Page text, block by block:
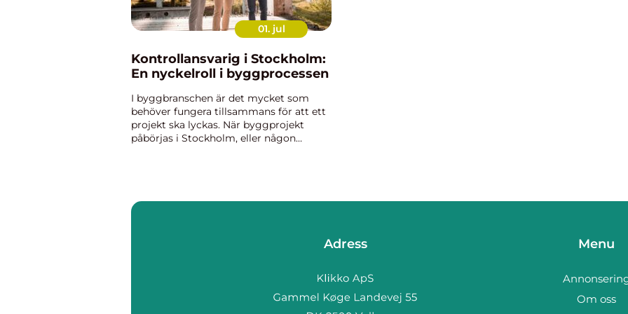
01. jul
Kontrollansvarig i Stockholm:
En nyckelroll i byggprocessen
I byggbranschen är det mycket som
behöver fungera tillsammans för att ett
projekt ska lyckas. När byggprojekt
påbörjas i Stockholm, eller någon
Adress Menu
Om oss